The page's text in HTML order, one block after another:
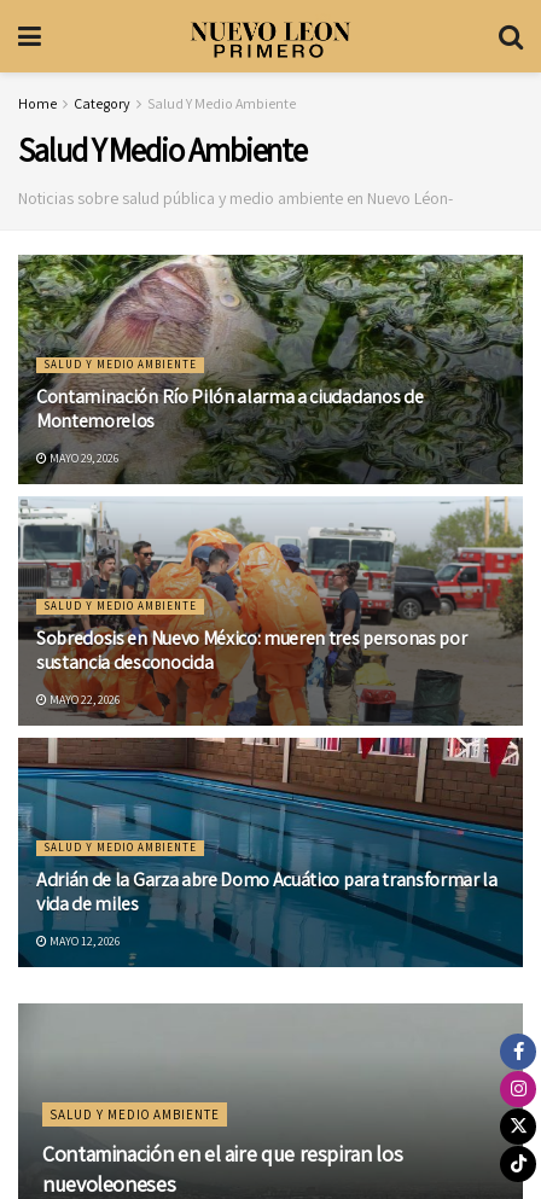
Home Category Salud Y Medio Ambiente
Salud Y Medio Ambiente
Noticias sobre salud pública y medio ambiente en Nuevo Léon-
SALUD Y MEDIO AMBIENTE
Contaminación Río Pilón alarma a ciudadanos de
Montemorelos
MAYO 29, 2026
SALUD Y MEDIO AMBIENTE
Sobredosis en Nuevo México: mueren tres personas por
sustancia desconocida
MAYO 22, 2026
SALUD Y MEDIO AMBIENTE
Adrián de la Garza abre Domo Acuático para transformar la
vida de miles
MAYO 12, 2026
SALUD Y MEDIO AMBIENTE
Contaminación en el aire que respiran los
nuevoleoneses